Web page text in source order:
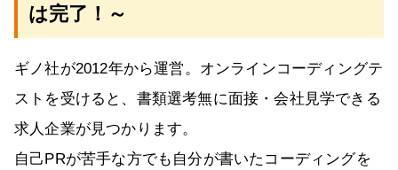
は完了！～
ギノ社が2012年から運営。オンラインコーディングテ
ストを受けると、書類選考無に面接・会社見学できる
求人企業が見つかります。
自己PRが苦手な方でも自分が書いたコーディングを